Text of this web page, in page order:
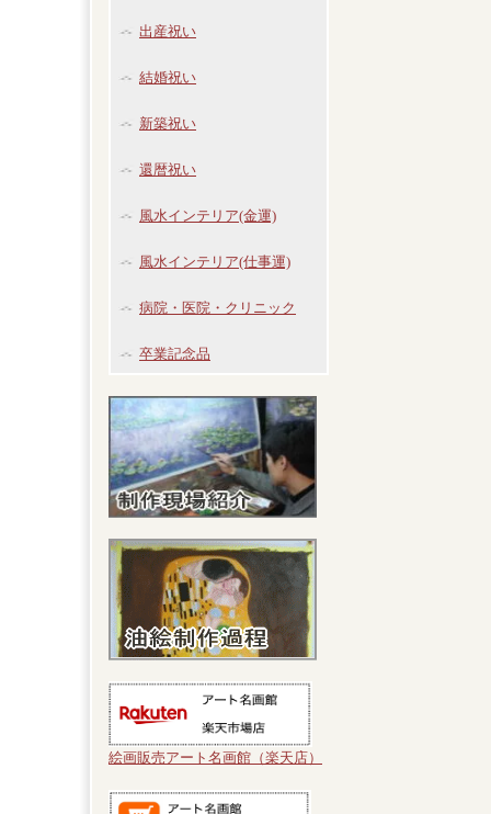
出産祝い
結婚祝い
新築祝い
還暦祝い
風水インテリア(金運)
風水インテリア(仕事運)
病院・医院・クリニック
卒業記念品
絵画販売アート名画館（楽天店）